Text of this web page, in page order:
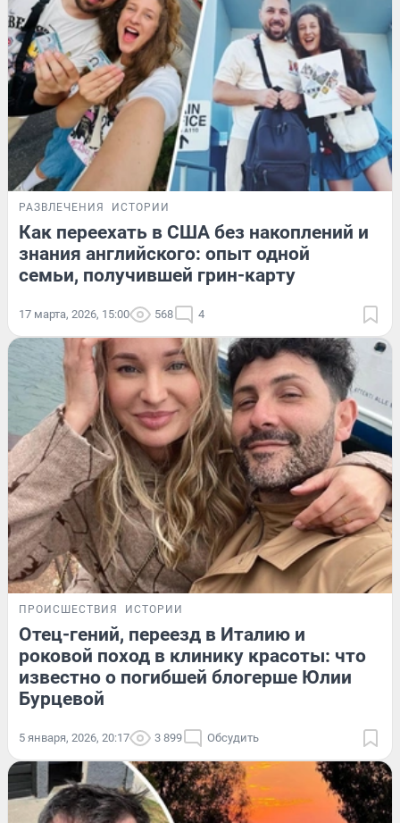
РАЗВЛЕЧЕНИЯ ИСТОРИИ
Как переехать в США без накоплений и
знания английского: опыт одной
семьи, получившей грин-карту
17 марта, 2026, 15:00 568 4
ПРОИСШЕСТВИЯ ИСТОРИИ
Отец-гений, переезд в Италию и
роковой поход в клинику красоты: что
известно о погибшей блогерше Юлии
Бурцевой
5 января, 2026, 20:17 3 899 Обсудить